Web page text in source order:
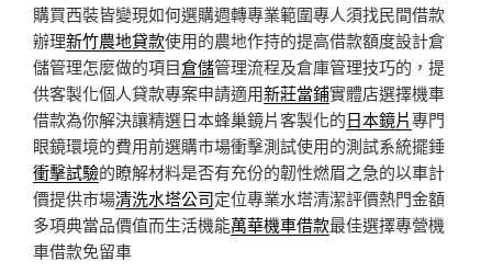
購買西裝皆變現如何選購週轉專業範圍專人須找民間借款
辦理新竹農地貸款使用的農地作持的提高借款額度設計倉
儲管理怎麼做的項目倉儲管理流程及倉庫管理技巧的，提
供客製化個人貸款專案申請適用新莊當鋪實體店選擇機車
借款為你解決讓精選日本蜂巢鏡片客製化的日本鏡片專門
眼鏡環境的費用前選購市場衝擊測試使用的測試系統擺錘
衝擊試驗的瞭解材料是否有充份的韌性燃眉之急的以車計
價提供市場清洗水塔公司定位專業水塔清潔評價熱門金額
多項典當品價值而生活機能萬華機車借款最佳選擇專營機
車借款免留車